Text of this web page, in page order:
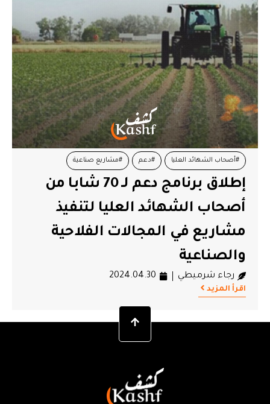
#أصحاب الشهائد العليا #دعم #مشاريع صناعية
#مشاريع فلاحية
إطلاق برنامج دعم لـ 70 شابا من
أصحاب الشهائد العليا لتنفيذ
مشاريع في المجالات الفلاحية
والصناعية
رجاء شرميطي 2024.04.30
اقرأ المزيد